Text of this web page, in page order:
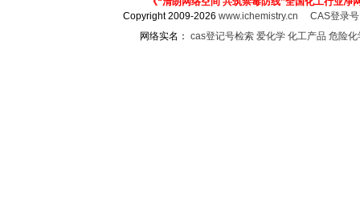
Copyright 2009-2026www.ichemistry.cn
CAS登录
网络实名： cas登记号检索 爱化学 化工产品 危险化